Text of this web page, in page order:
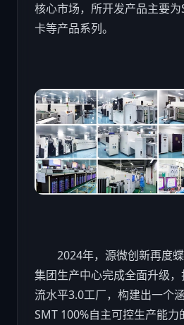
核心市场，所开发产品主要为
卡等产品系列。
2024年，源微创新再度蝶
集团生产中心完成全面升级
流水平3.0工厂，构建出一个
SMT 100%自主可控生产能力